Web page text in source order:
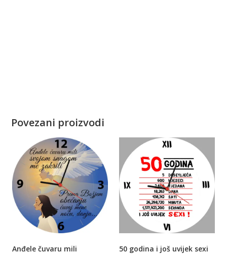
Povezani proizvodi
Anđele čuvaru mili 50 godina i još uvijek sexi